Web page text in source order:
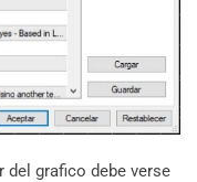
del grafico debe verse